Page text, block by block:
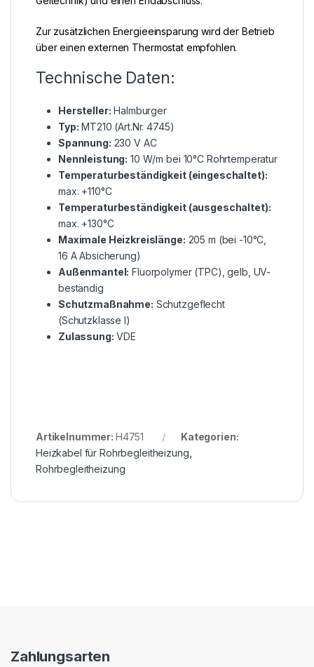
Zur zusätzlichen Energieeinsparung wird der Betrieb
über einen externen Thermostat empfohlen.
Technische Daten:
Hersteller: Halmburger
Typ: MT210 (Art.Nr. 4745)
Spannung: 230 V AC
Nennleistung: 10 W/m bei 10°C Rohrtemperatur
Temperaturbeständigkeit (eingeschaltet):
max. +110°C
Temperaturbeständigkeit (ausgeschaltet):
max. +130°C
Maximale Heizkreislänge: 205 m (bei -10°C,
16 A Absicherung)
Außenmantel: Fluorpolymer (TPC), gelb, UV-
beständig
Schutzmaßnahme: Schutzgeflecht
(Schutzklasse I)
Zulassung: VDE
Artikelnummer: H4751
Kategorien:
Heizkabel für Rohrbegleitheizung,
Rohrbegleitheizung
Zahlungsarten